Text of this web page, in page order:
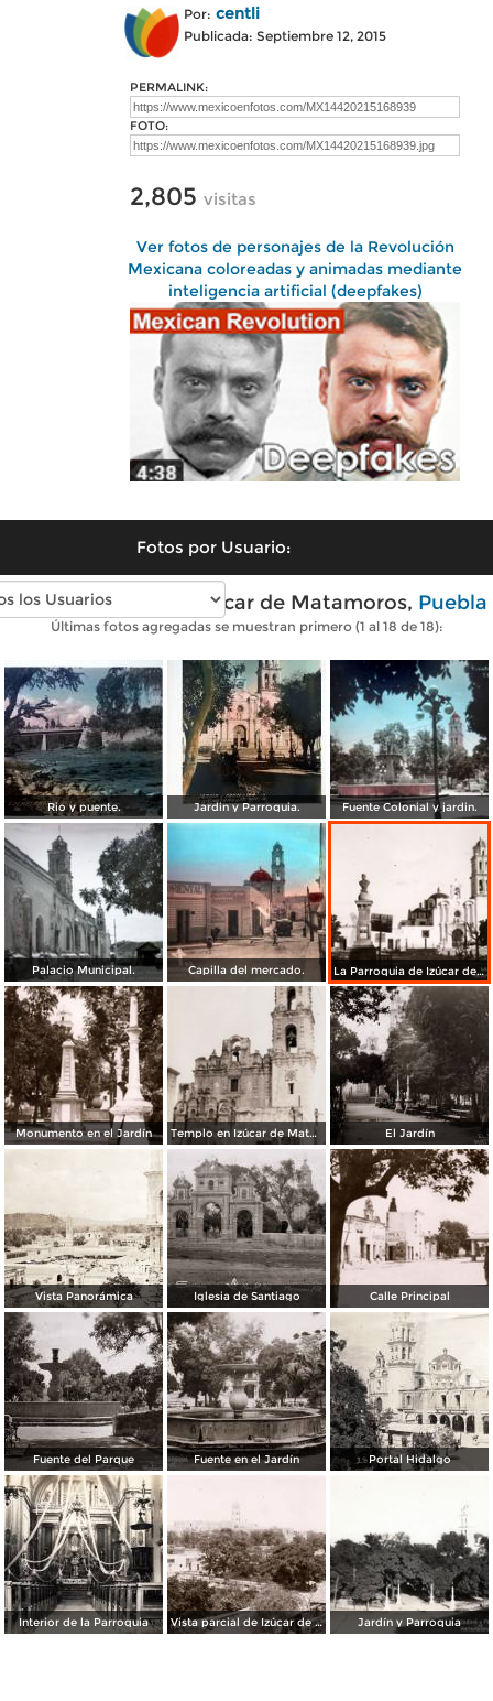
Por: centli
Publicada: Septiembre 12, 2015
PERMALINK:
FOTO:
2,805 visitas
Ver fotos de personajes de la Revolución
Mexicana coloreadas y animadas mediante
inteligencia artificial (deepfakes)
Fotos por Usuario:
Fotos antiguas de Izúcar de Matamoros, Puebla
Últimas fotos agregadas se muestran primero (1 al 18 de 18):
Rio y puente. Jardin y Parroquia. Fuente Colonial y jardin.
Palacio Municipal. Capilla del mercado. La Parroquia de Izúcar de Matamoros
Monumento en el Jardín Templo en Izúcar de Matamoros El Jardín
Vista Panorámica Iglesia de Santiago Calle Principal
Fuente del Parque Fuente en el Jardín Portal Hidalgo
Interior de la Parroquia Vista parcial de Izúcar de Matamoros Jardín y Parroquia